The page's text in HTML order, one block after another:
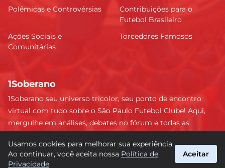
Polêmicas e Controvérsias
Contribuições para o
Futebol Brasileiro
Ações Sociais e
Comunitárias
Torcedores Famosos
1Soberano
1Soberano seu universo tricolor, seu ponto de encontro
virtual com tudo sobre o São Paulo Futebol Clube! Aqui,
mergulhe em análises, debates no fórum e todas as
detalhe e faça parte dessa comunidade apaixonada pelo
tricolor paulista. #SPFC #SãoPaulo #1Soberano
Usamos cookies para melhorar sua experiência.
Ao continuar, você aceita nossa Política de
Privacidade.
Aceitar